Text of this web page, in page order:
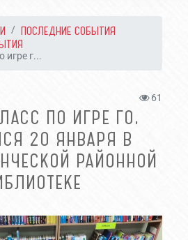
ПОСЛЕДНИЕ СОБЫТИЯ
игре г...
61
ПО ИГРЕ ГО,
20 ЯНВАРЯ В
РАЙОННОЙ